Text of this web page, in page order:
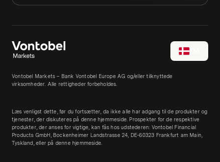
Vontobel Markets – Bank Vontobel Europe AG og/eller tilknyttede
virksomheder. Alle rettigheder forbeholdes.
Læs venligst dette, før du fortsætter, da ikke alle har adgang til de produkter og
tjenester, der diskuteres på denne hjemmeside. Prospekter for de respektive
produkter, der anses for vigtige, kan fås hos udstederen: Vontobel Financial
Products GmbH, Bockenheimer Landstrasse 24, DE-60323 Frankfurt am Main,
Tyskland, eller på denne hjemmeside.